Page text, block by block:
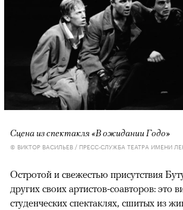
Сцена из спектакля «В ожидании Годо»
© ВИКТОР ВАСИЛЬЕВ / ПРЕСС-СЛУЖБА ТЕАТРА ИМЕНИ
Остротой и свежестью присутствия
других своих артистов-соавторов: это
студенческих спектаклях, сшитых из